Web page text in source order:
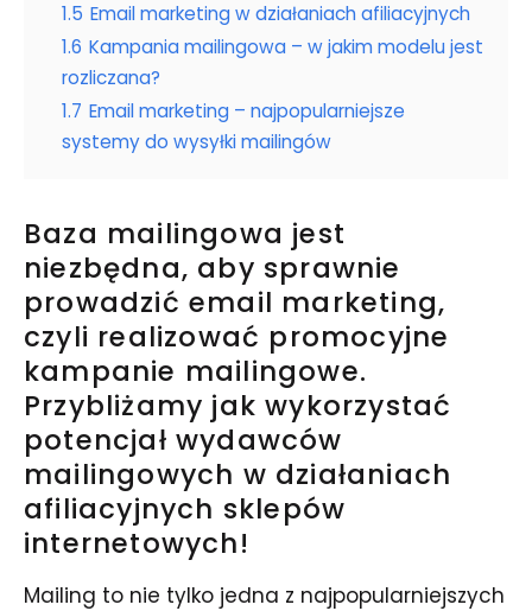
1.5 Email marketing w działaniach afiliacyjnych
1.6 Kampania mailingowa – w jakim modelu jest
rozliczana?
1.7 Email marketing – najpopularniejsze
systemy do wysyłki mailingów
Baza mailingowa jest
niezbędna, aby sprawnie
prowadzić email marketing,
czyli realizować promocyjne
kampanie mailingowe.
Przybliżamy jak wykorzystać
potencjał wydawców
mailingowych w działaniach
afiliacyjnych sklepów
internetowych!
Mailing to nie tylko jedna z najpopularniejszych